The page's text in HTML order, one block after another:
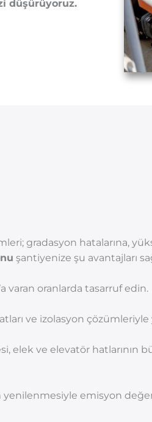
düşürüyoruz.
gradasyon hatalarına,
şantiyenize şu avantajları
varan oranlarda tasarruf edin.
ve izolasyon çözümleriyle
ve elevatör hatlarının
emisyon